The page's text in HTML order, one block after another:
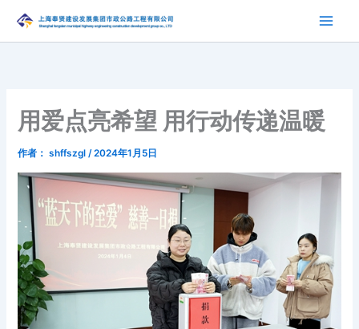
内
用爱点亮希望 用行动传递温暖
作者： shffszgl/2024年1月5日